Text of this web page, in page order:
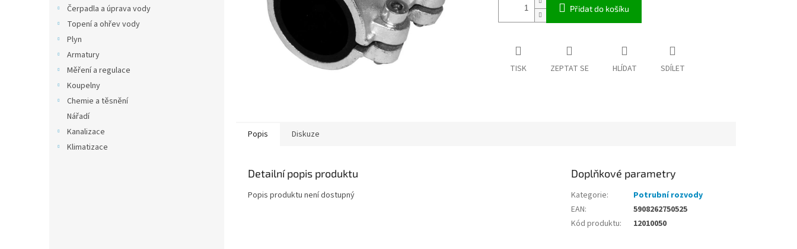
Čerpadla a úprava vody
Topení a ohřev vody
Plyn
Armatury
Měření a regulace
Koupelny
Chemie a těsnění
Nářadí
Kanalizace
Klimatizace
Přidat do košíku
TISK ZEPTAT SE HLÍDAT SDÍLET
Popis Diskuze
Detailní popis produktu
Popis produktu není dostupný
Doplňkové parametry
Kategorie:
Potrubní rozvody
EAN:
5908262750525
Kód produktu: 12010050